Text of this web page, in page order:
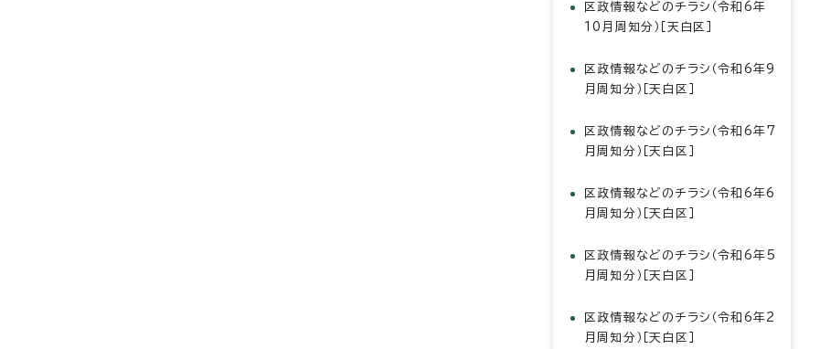
区政情報などのチラシ（令和6年
10月周知分）［天白区］
区政情報などのチラシ（令和6年9
月周知分）［天白区］
区政情報などのチラシ（令和6年7
月周知分）［天白区］
区政情報などのチラシ（令和6年6
月周知分）［天白区］
区政情報などのチラシ（令和6年5
月周知分）［天白区］
区政情報などのチラシ（令和6年2
月周知分）［天白区］